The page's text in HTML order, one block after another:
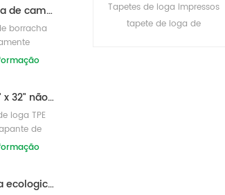
Esteiras de ioga de camurça impressas personalizadas de borracha natural fashion 2018 atacado
borracha
Novo estilo 72" x 32" não tóxico, sem látex, sem PVC- 100% TPE tapete de ioga
ioga TPE
de
atacado
Tapete de ioga ecologicamente correto patenteado TPE não tóxico por atacado da China
camurça de impressão
Tapetes de ioga impressos
tapete de ioga de